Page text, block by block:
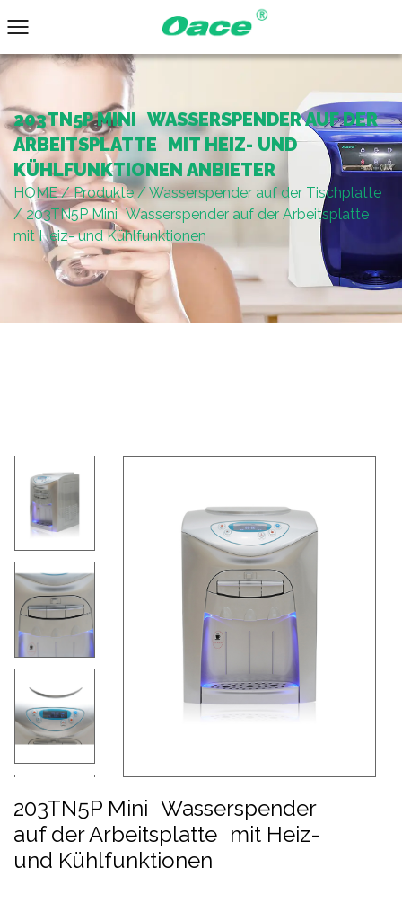
203TN5P MINI WASSERSPENDER AUF DER
ARBEITSPLATTE MIT HEIZ- UND
KÜHLFUNKTIONEN ANBIETER
HOME/Produkte/Wasserspender auf der Tischplatte
/203TN5P Mini Wasserspender auf der Arbeitsplatte
mit Heiz- und Kühlfunktionen
203TN5P Mini Wasserspender
auf der Arbeitsplatte mit Heiz-
und Kühlfunktionen